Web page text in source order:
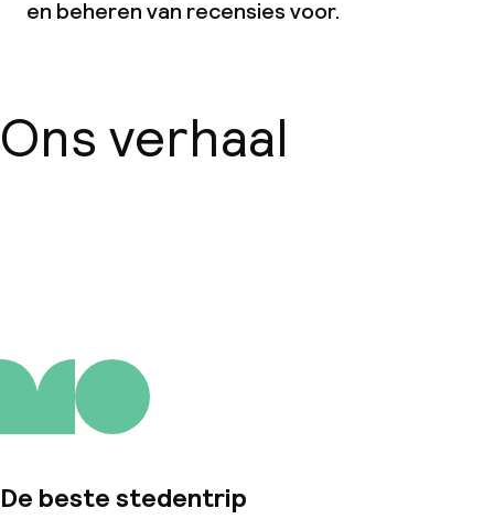
en beheren van recensies voor.
Ons verhaal
De beste stedentrip